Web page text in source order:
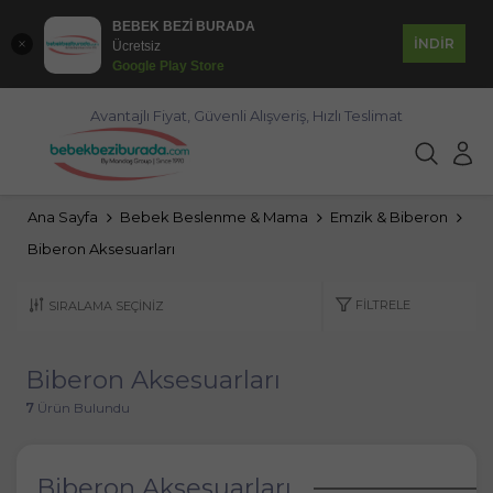
BEBEK BEZİ BURADA
Ücretsiz
Google Play Store
İNDİR
Avantajlı Fiyat, Güvenli Alışveriş, Hızlı Teslimat
Ana Sayfa Bebek Beslenme & Mama
Emzik & Biberon
Biberon Aksesuarları
FILTRELE
Biberon Aksesuarları
7 Ürün Bulundu